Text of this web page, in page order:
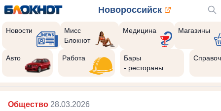
Новороссийск
Новости
Мисс
Блокнот
Медицина Магазины
Авто Работа
Бары
- рестораны
Общество 28.03.2026